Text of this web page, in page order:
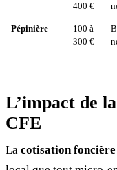
400 €
Pépinière
100 à
300 €
L’impact de
CFE
La cotisation